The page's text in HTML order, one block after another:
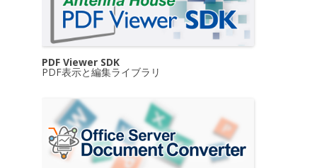
PDF Viewer SDK
PDF表示と編集ライブラリ